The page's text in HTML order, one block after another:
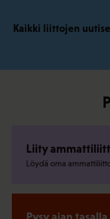
Kaikki liittojen
Liity
Löydä oma